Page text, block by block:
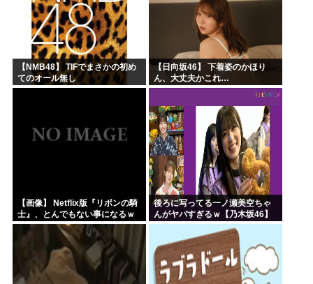
【NMB48】 TIFでまさかの初め
てのオール無し
【日向坂46】 下着姿のかほり
ん、大丈夫かこれ…
【画像】 Netflix版『リボンの騎
士』、とんでもない事になるｗ
ｗｗｗｗ
後ろに写ってる一ノ瀬美空ちゃ
んがヤバすぎるｗ【乃木坂46】